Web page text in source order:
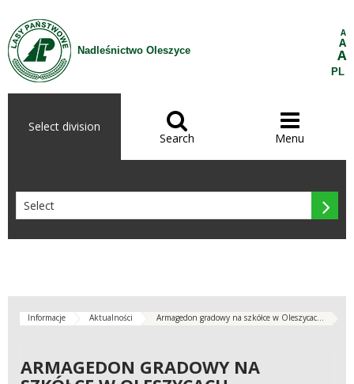
Skip to Content
Nadleśnictwo Oleszyce
A
A
A
PL
Select division 
Search

Menu

Informacje Aktualności Armagedon gradowy na szkółce w Oleszycac...
ARMAGEDON GRADOWY NA